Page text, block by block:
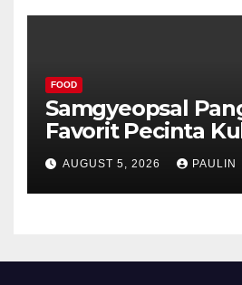
FOOD
Samgyeopsal
Favorit Pecinta
AUGUST 5, 2026 PAULIN